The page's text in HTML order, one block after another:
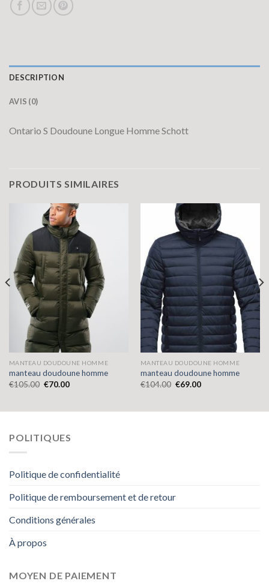
DESCRIPTION
AVIS (0)
Ontario S Doudoune Longue Homme Schott
PRODUITS SIMILAIRES
MANTEAU DOUDOUNE HOMME
manteau doudoune homme
€105.00 €70.00
MANTEAU DOUDOUNE HOMME
manteau doudoune homme
€104.00 €69.00
POLITIQUES
Politique de confidentialité
Politique de remboursement et de retour
Conditions générales
À propos
MOYEN DE PAIEMENT